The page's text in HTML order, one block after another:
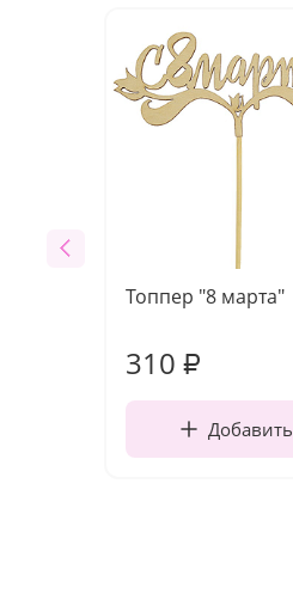
Топпер "8 марта"
310 ₽
Добавить